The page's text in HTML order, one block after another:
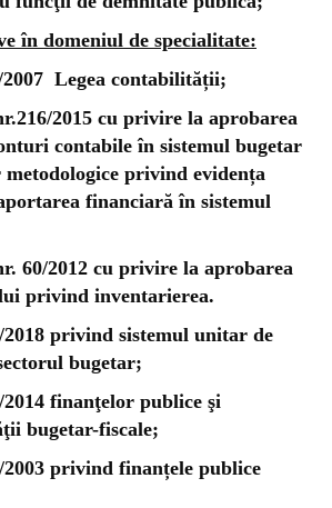
în domeniul de specialitate:
2007 Legea contabilității;
2015 cu privire la aprobarea
contabile în sistemul bugetar
privind evidența
financiară în sistemul
60/2012 cu privire la aprobarea
privind inventarierea.
2018 privind sistemul unitar de
bugetar;
2014 finanţelor publice şi
bugetar-fiscale;
2003 privind finanțele publice